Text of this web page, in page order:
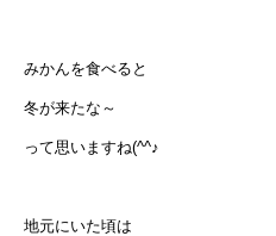
みかんを食べると
冬が来たな～
って思いますね(^^♪
地元にいた頃は